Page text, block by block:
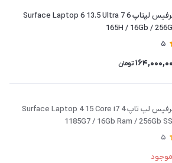
سرفیس لپتاپ 6 Surface Laptop 6 13.5 Ultra 7
165H / 16Gb /
5
تومان
سرفیس لپ تاپ 4 Surface Laptop 4 15 Core i7
1185G7 / 16Gb Ram / 256Gb
5